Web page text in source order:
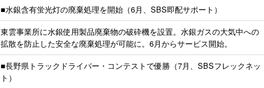
■水銀含有蛍光灯の廃棄処理を開始（6月、SBS即配サポート）
東雲事業所に水銀使用製品廃棄物の破砕機を設置。水銀ガスの大気中への
拡散を防止した安全な廃棄処理が可能に。6月からサービス開始。
■長野県トラックドライバー・コンテストで優勝（7月、SBSフレックネッ
ト）